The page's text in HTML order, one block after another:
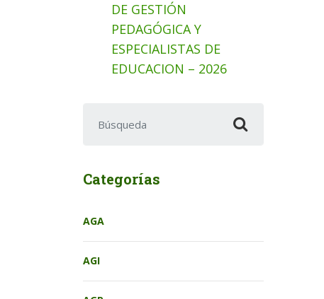
DE GESTIÓN
PEDAGÓGICA Y
ESPECIALISTAS DE
EDUCACION – 2026
Categorías
AGA
AGI